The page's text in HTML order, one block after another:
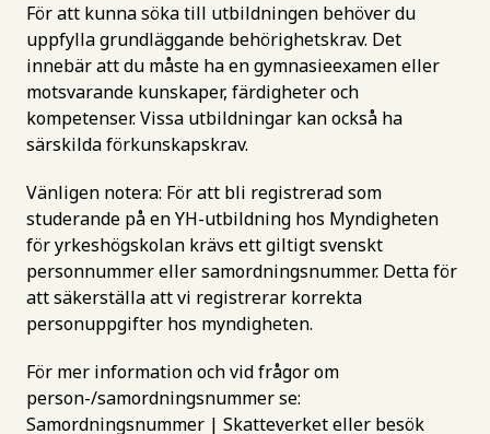
För att kunna söka till utbildningen behöver du
uppfylla grundläggande behörighetskrav. Det
innebär att du måste ha en gymnasieexamen eller
motsvarande kunskaper, färdigheter och
kompetenser. Vissa utbildningar kan också ha
särskilda förkunskapskrav.
Vänligen notera: För att bli registrerad som
studerande på en YH-utbildning hos Myndigheten
för yrkeshögskolan krävs ett giltigt svenskt
personnummer eller samordningsnummer. Detta för
att säkerställa att vi registrerar korrekta
personuppgifter hos myndigheten.
För mer information och vid frågor om
person-/samordningsnummer se:
Samordningsnummer | Skatteverketeller besök